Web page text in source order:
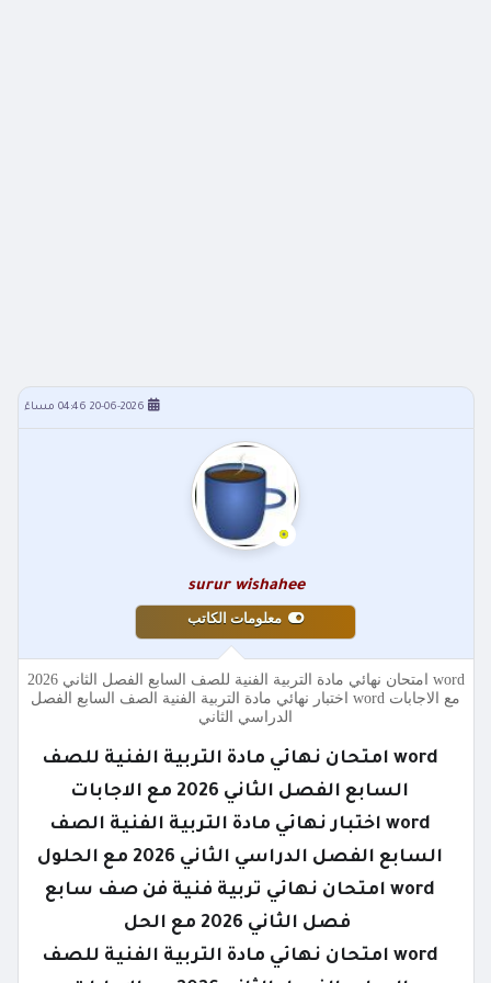
20-06-2026 04:46 مساءً
surur wishahee
معلومات الكاتب
word امتحان نهائي مادة التربية الفنية للصف السابع الفصل الثاني 2026
مع الاجابات word اختبار نهائي مادة التربية الفنية الصف السابع الفصل
الدراسي الثاني
word امتحان نهائي مادة التربية الفنية للصف
السابع الفصل الثاني 2026 مع الاجابات
word اختبار نهائي مادة التربية الفنية الصف
السابع الفصل الدراسي الثاني 2026 مع الحلول
word امتحان نهائي تربية فنية فن صف سابع
فصل الثاني 2026 مع الحل
word امتحان نهائي مادة التربية الفنية للصف